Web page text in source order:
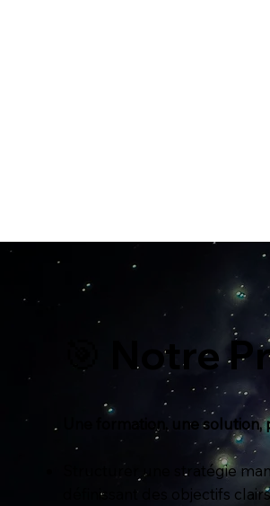
🎯 Notre
Une formation, une solution,
Structurer une stratégie
définissant des objectifs